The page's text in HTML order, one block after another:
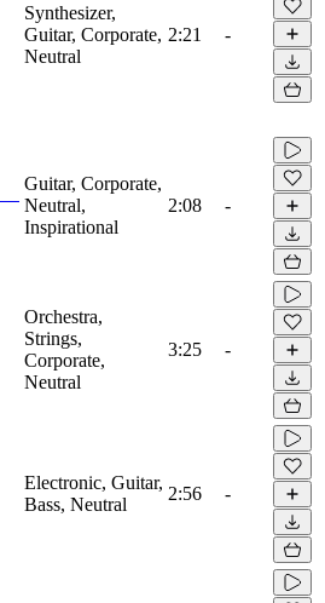
Synthesizer,
Guitar, Corporate,
Neutral
2:21 -
Guitar, Corporate,
Neutral,
Inspirational
2:08 -
Orchestra,
Strings,
Corporate,
Neutral
3:25 -
Electronic, Guitar,
Bass, Neutral
2:56 -